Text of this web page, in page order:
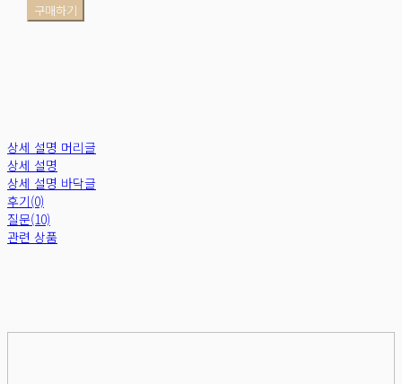
구매하기
상세 설명 머리글
상세 설명
상세 설명 바닥글
후기(0)
질문(10)
관련 상품